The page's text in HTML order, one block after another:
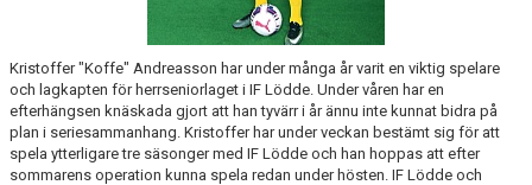
Kristoffer "Koffe" Andreasson har under många år varit en viktig spelare
och lagkapten för herrseniorlaget i IF Lödde. Under våren har en
efterhängsen knäskada gjort att han tyvärr i år ännu inte kunnat bidra på
plan i seriesammanhang. Kristoffer har under veckan bestämt sig för att
spela ytterligare tre säsonger med IF Lödde och han hoppas att efter
sommarens operation kunna spela redan under hösten. IF Lödde och